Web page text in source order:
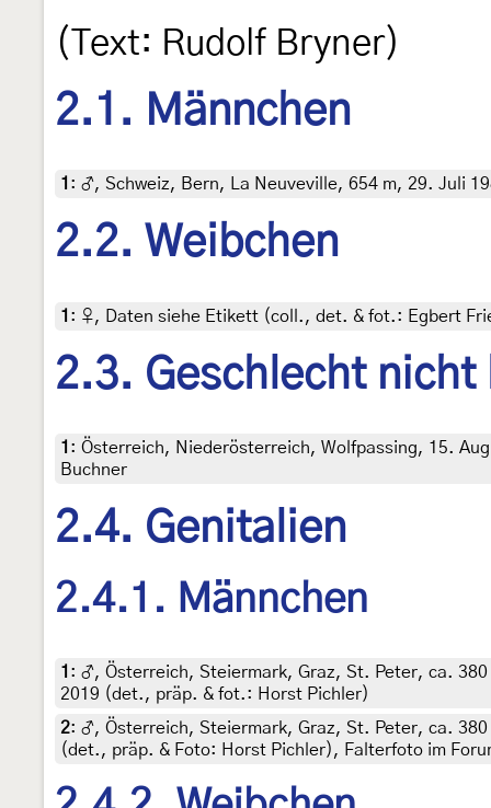
(Text: Rudolf Bryner)
2.1. Männchen
1 : ♂, Schweiz, Bern, La Neuveville, 654 m, 29. Juli
2.2. Weibchen
1 : ♀, Daten siehe Etikett (coll., det. & fot.: Egbert
2.3. Geschlecht nicht
1 : Österreich, Niederösterreich, Wolfpassing, 15.
Buchner
2.4. Genitalien
2.4.1. Männchen
1 : ♂, Österreich, Steiermark, Graz, St. Peter, ca.
2019 (det., präp. & fot.: Horst Pichler)
2: ♂, Österreich, Steiermark, Graz, St. Peter, ca.
(det., präp. & Foto: Horst Pichler), Falterfoto im